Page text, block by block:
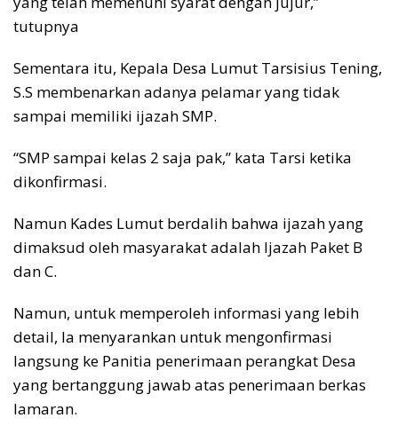
tutupnya
Sementara itu, Kepala Desa Lumut Tarsisius Tening,
S.S membenarkan adanya pelamar yang tidak
sampai memiliki ijazah SMP.
“SMP sampai kelas 2 saja pak,” kata Tarsi ketika
dikonfirmasi.
Namun Kades Lumut berdalih bahwa ijazah yang
dimaksud oleh masyarakat adalah Ijazah Paket B
dan C.
Namun, untuk memperoleh informasi yang lebih
detail, Ia menyarankan untuk mengonfirmasi
langsung ke Panitia penerimaan perangkat Desa
yang bertanggung jawab atas penerimaan berkas
lamaran.